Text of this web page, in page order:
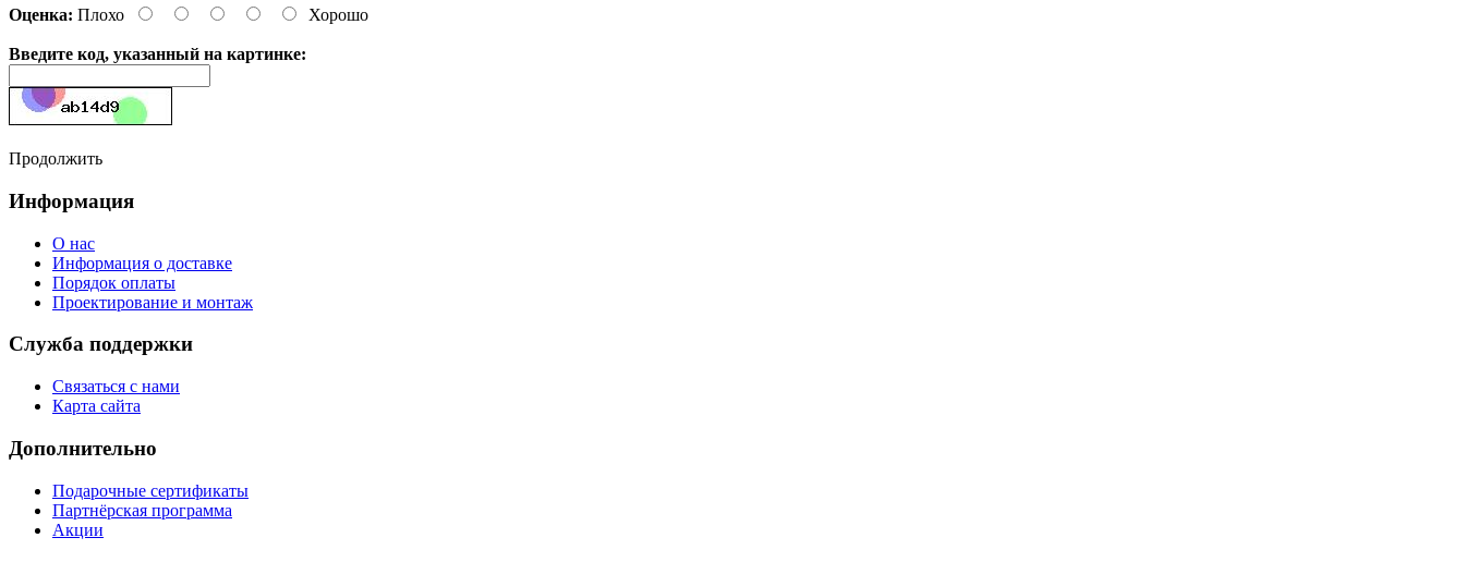
Оценка: Плохо Хорошо
Введите код, указанный на картинке:
Продолжить
Информация
О нас
Информация о доставке
Порядок оплаты
Проектирование и монтаж
Служба поддержки
Связаться с нами
Карта сайта
Дополнительно
Подарочные сертификаты
Партнёрская программа
Акции